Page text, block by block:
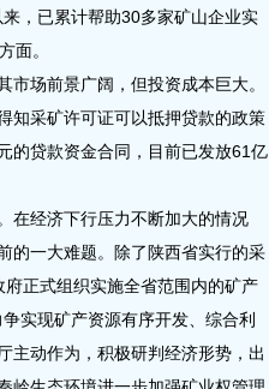
，已累计帮助30多家矿山企业实
面。
场前景广阔，但投资成本巨大。
知采矿许可证可以抵押贷款的政策
的贷款资金合同，目前已发放61亿
经济下行压力不断加大的情况
的一大难题。除了陕西省实行的采
正式组织实施全省范围内的矿产
实现矿产资源有序开发、综合利
主动作为，积极研判经济形势，出